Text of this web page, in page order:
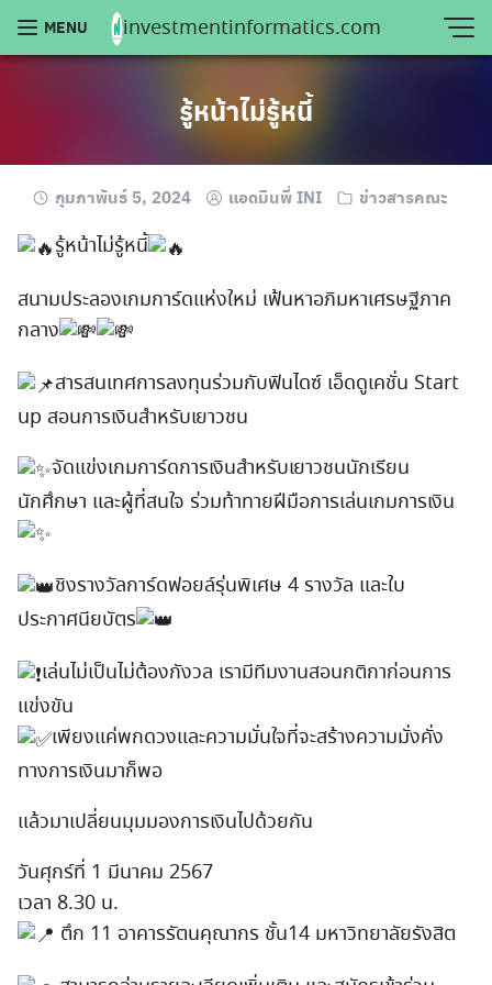
Skip
to
investmentinformatics.com
MENU
Search
for:
รู้หน้าไม่รู้หนี้
กุมภาพันธ์ 5, 2024 แอดมินพี่ INI ข่าวสารคณะ
รู้หน้าไม่รู้หนี้
สนามประลองเกมการ์ดแห่งใหม่ เฟ้นหาอภิมหาเศรษฐีภาค
กลาง
สารสนเทศการลงทุนร่วมกับฟินไดซ์ เอ็ดดูเคชั่น Start
up สอนการเงินสำหรับเยาวชน
จัดแข่งเกมการ์ดการเงินสำหรับเยาวชนนักเรียน
นักศึกษา และผู้ที่สนใจ ร่วมท้าทายฝีมือการเล่นเกมการเงิน
ชิงรางวัลการ์ดฟอยล์รุ่นพิเศษ 4 รางวัล และใบ
ประกาศนียบัตร
เล่นไม่เป็นไม่ต้องกังวล เรามีทีมงานสอนกติกาก่อนการ
แข่งขัน
เพียงแค่พกดวงและความมั่นใจที่จะสร้างความมั่งคั่ง
ทางการเงินมาก็พอ
แล้วมาเปลี่ยนมุมมองการเงินไปด้วยกัน
วันศุกร์ที่ 1 มีนาคม 2567
เวลา 8.30 น.
ตึก 11 อาคารรัตนคุณากร ชั้น14 มหาวิทยาลัยรังสิต